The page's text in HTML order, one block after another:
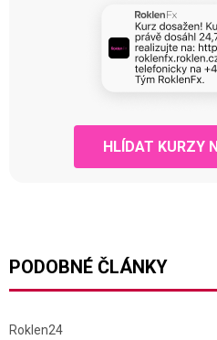
HLÍDAT KURZY
PODOBNÉ ČLÁNKY
Roklen24